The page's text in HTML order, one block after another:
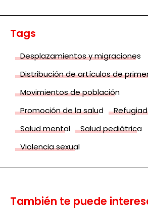
Tags
Desplazamientos y migraciones
Distribución de artículos de
Movimientos de población
Promoción de la salud
Salud mental
Salud pediátrica
Violencia sexual
También te puede